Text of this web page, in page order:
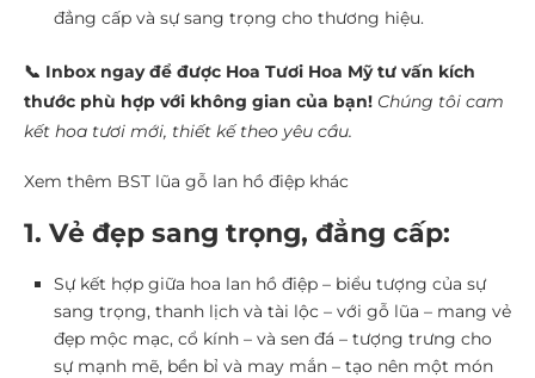
đẳng cấp và sự sang trọng cho thương hiệu.
📞 Inbox ngay để được Hoa Tươi Hoa Mỹ tư vấn kích
thước phù hợp với không gian của bạn! Chúng tôi cam
kết hoa tươi mới, thiết kế theo yêu cầu.
Xem thêm BST lũa gỗ lan hồ điệp khác
1. Vẻ đẹp sang trọng, đẳng cấp:
Sự kết hợp giữa hoa lan hồ điệp – biểu tượng của sự
sang trọng, thanh lịch và tài lộc – với gỗ lũa – mang vẻ
đẹp mộc mạc, cổ kính – và sen đá – tượng trưng cho
sự mạnh mẽ, bền bỉ và may mắn – tạo nên một món